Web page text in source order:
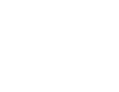
様たちの看病でした！
招集命令！ そそくさと